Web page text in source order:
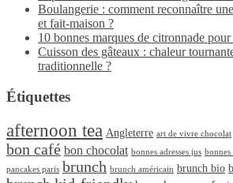
Boulangerie : comment reconnaître
et fait-maison ?
10 bonnes marques de citronnade
Cuisson des gâteaux : chaleur
traditionnelle ?
Étiquettes
afternoon tea Angleterre art de vivre chocolat
bon café bon chocolat bonnes adresses jus bonnes
pancakes paris brunch brunch américain brunch bio